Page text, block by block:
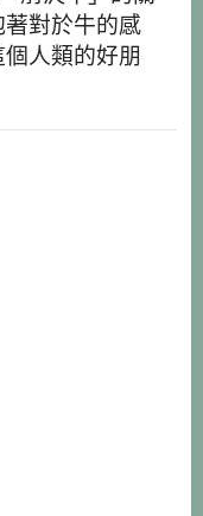
對於牛的感
人類的好朋